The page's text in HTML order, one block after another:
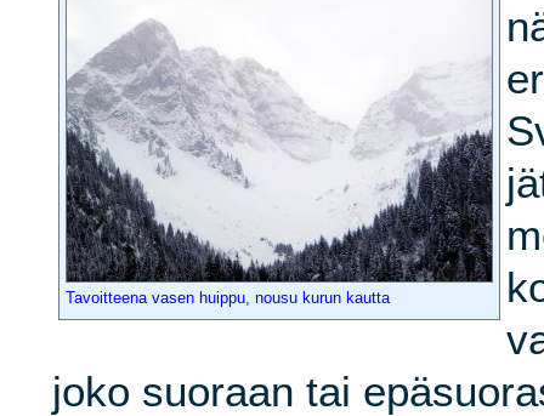
Tavoitteena vasen huippu, nousu kurun kautta
joko suoraan tai